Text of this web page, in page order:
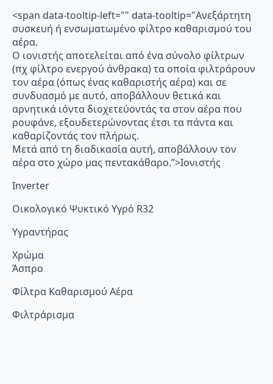
<span data-tooltip-left="" data-tooltip="Ανεξάρτητη
συσκευή ή ενσωματωμένο φίλτρο καθαρισμού του
αέρα.
Ο ιονιστής αποτελείται από ένα σύνολο φίλτρων
(πχ φίλτρο ενεργού άνθρακα) τα οποία φιλτράρουν
τον αέρα (όπως ένας καθαριστής αέρα) και σε
συνδυασμό με αυτό, αποβάλλουν θετικά και
αρνητικά ιόντα διοχετεύοντάς τα στον αέρα που
ρουφάνε, εξουδετερώνοντας έτσι τα πάντα και
καθαρίζοντάς τον πλήρως.
Μετά από τη διαδικασία αυτή, αποβάλλουν τον
αέρα στο χώρο μας πεντακάθαρο.”>Ιονιστής
Inverter
Οικολογικό Ψυκτικό Υγρό R32
Υγραντήρας
Χρώμα
Άσπρο
Φίλτρα Καθαρισμού Αέρα
Φιλτράρισμα